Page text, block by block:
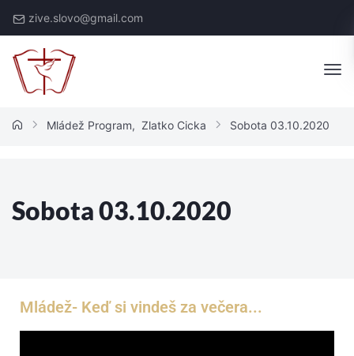
zive.slovo@gmail.com
Mládež Program, Zlatko Cicka Sobota 03.10.2020
Sobota 03.10.2020
Mládež- Keď si vindeš za večera...